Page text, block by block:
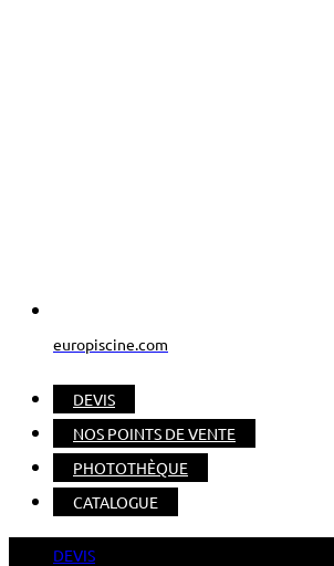
europiscine.com
DEVIS
NOS POINTS DE VENTE
PHOTOTHÈQUE
CATALOGUE
DEVIS